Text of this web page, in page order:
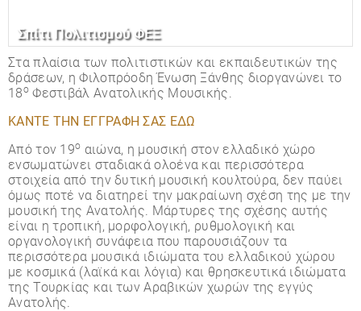
Σπίτι Πολιτισμού ΦΕΞ
Στα πλαίσια των πολιτιστικών και εκπαιδευτικών της
δράσεων, η Φιλοπρόοδη Ένωση Ξάνθης διοργανώνει το
18οΦεστιβάλ Ανατολικής Μουσικής.
ΚΑΝΤΕ ΤΗΝ ΕΓΓΡΑΦΗ ΣΑΣ ΕΔΩ
Από τον 19ο αιώνα, η μουσική στον ελλαδικό χώρο
ενσωματώνει σταδιακά ολοένα και περισσότερα
στοιχεία από την δυτική μουσική κουλτούρα, δεν παύει
όμως ποτέ να διατηρεί την μακραίωνη σχέση της με την
μουσική της Ανατολής. Μάρτυρες της σχέσης αυτής
είναι η τροπική, μορφολογική, ρυθμολογική και
οργανολογική συνάφεια που παρουσιάζουν τα
περισσότερα μουσικά ιδιώματα του ελλαδικού χώρου
με κοσμικά (λαϊκά και λόγια) και θρησκευτικά ιδιώματα
της Τουρκίας και των Αραβικών χωρών της εγγύς
Ανατολής.